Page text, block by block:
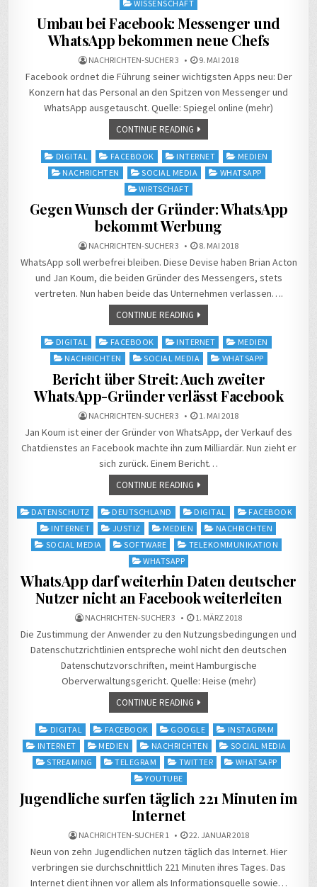
WISSENSCHAFT
Umbau bei Facebook: Messenger und
WhatsApp bekommen neue Chefs
NACHRICHTEN-SUCHER 3 9. MAI 2018
Facebook ordnet die Führung seiner wichtigsten Apps neu: Der
Konzern hat das Personal an den Spitzen von Messenger und
WhatsApp ausgetauscht. Quelle: Spiegel online (mehr)
CONTINUE READING
PostedDIGITAL FACEBOOK INTERNET
MEDIEN
NACHRICHTEN
SOCIAL MEDIA
WHATSAPP
WIRTSCHAFT
Gegen Wunsch der Gründer: WhatsApp
bekommt Werbung
NACHRICHTEN-SUCHER 3 8. MAI 2018
WhatsApp soll werbefrei bleiben. Diese Devise haben Brian Acton
und Jan Koum, die beiden Gründer des Messengers, stets
vertreten. Nun haben beide das Unternehmen verlassen….
CONTINUE READING
PostedDIGITAL FACEBOOK INTERNET
MEDIEN
NACHRICHTEN
SOCIAL MEDIA WHATSAPP
Bericht über Streit: Auch zweiter
WhatsApp-Gründer verlässt Facebook
NACHRICHTEN-SUCHER 3 1. MAI 2018
Jan Koum ist einer der Gründer von WhatsApp, der Verkauf des
Chatdienstes an Facebook machte ihn zum Milliardär. Nun zieht er
sich zurück. Einem Bericht…
CONTINUE READING
Posted
DATENSCHUTZ DEUTSCHLAND DIGITAL
FACEBOOK
INTERNET
JUSTIZ MEDIEN
NACHRICHTEN
SOCIAL MEDIA
SOFTWARE
TELEKOMMUNIKATION
WHATSAPP
WhatsApp darf weiterhin Daten deutscher
Nutzer nicht an Facebook weiterleiten
NACHRICHTEN-SUCHER 3 1. MÄRZ 2018
Die Zustimmung der Anwender zu den Nutzungsbedingungen und
Datenschutzrichtlinien entspreche wohl nicht den deutschen
Datenschutzvorschriften, meint Hamburgische
Oberverwaltungsgericht. Quelle: Heise (mehr)
CONTINUE READING
Posted
in
DIGITAL FACEBOOK GOOGLE
INSTAGRAM
INTERNET
MEDIEN NACHRICHTEN
SOCIAL MEDIA
STREAMING
TELEGRAM TWITTER
WHATSAPP
YOUTUBE
Jugendliche surfen täglich 221 Minuten im
Internet
NACHRICHTEN-SUCHER 1 22. JANUAR 2018
Neun von zehn Jugendlichen nutzen täglich das Internet. Hier
verbringen sie durchschnittlich 221 Minuten ihres Tages. Das
Internet dient ihnen vor allem als Informationsquelle sowie…